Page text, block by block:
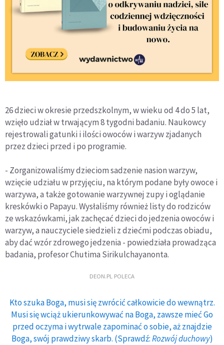
26 dzieci w okresie przedszkolnym, w wieku od 4 do 5 lat,
wzięło udział w trwającym 8 tygodni badaniu. Naukowcy
rejestrowali gatunki i ilości owoców i warzyw zjadanych
przez dzieci przed i po programie.
- Zorganizowaliśmy dzieciom sadzenie nasion warzyw,
wzięcie udziału w przyjęciu, na którym podane były owoce i
warzywa, a także gotowanie warzywnej zupy i oglądanie
kreskówki o Papayu. Wysłaliśmy również listy do rodziców
ze wskazówkami, jak zachęcać dzieci do jedzenia owoców i
warzyw, a nauczyciele siedzieli z dziećmi podczas obiadu,
aby dać wzór zdrowego jedzenia - powiedziała prowadząca
badania, profesor Chutima Sirikulchayanonta.
DEON.PL POLECA
Kto szuka Boga, musi się zwrócić całkowicie do wewnątrz.
Musi się wciąż ukierunkowywać na Boga, zawsze mieć Go
przed oczyma i wytrwale zapominać o sobie, aż znajdzie
Boga, swój prawdziwy skarb. (Sprawdź:Rozwój duchowy)